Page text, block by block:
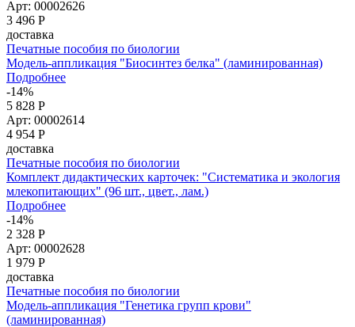
Арт: 00002626
3 496 Р
доставка
Печатные пособия по биологии
Модель-аппликация "Биосинтез белка" (ламинированная)
Подробнее
-14%
5 828 Р
Арт: 00002614
4 954 Р
доставка
Печатные пособия по биологии
Комплект дидактических карточек: "Систематика и экология
млекопитающих" (96 шт., цвет., лам.)
Подробнее
-14%
2 328 Р
Арт: 00002628
1 979 Р
доставка
Печатные пособия по биологии
Модель-аппликация "Генетика групп крови"
(ламинированная)